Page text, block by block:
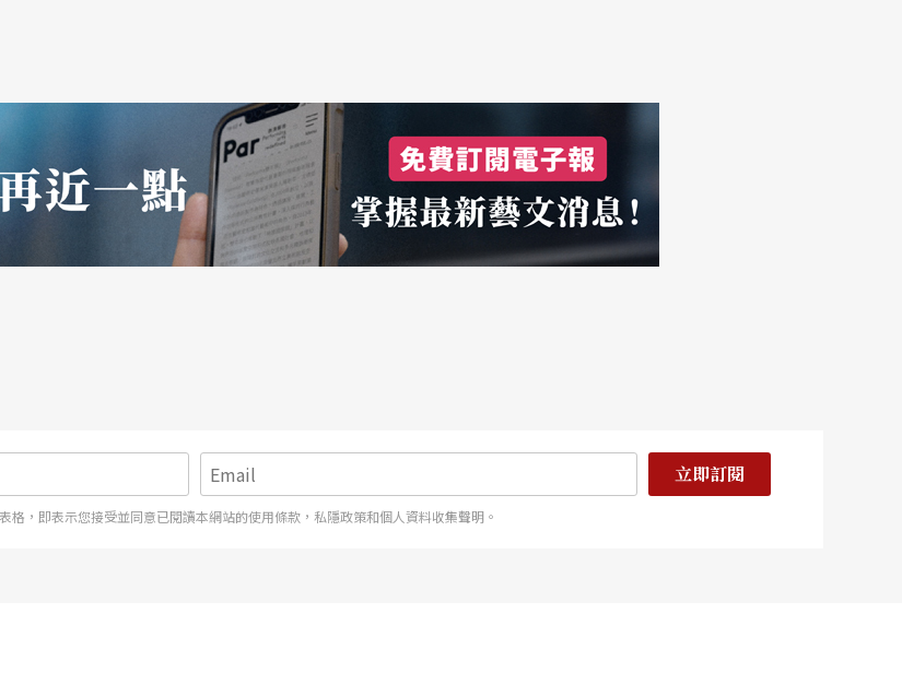
心，讓羞恥心成為角色與自己的重要
那偽裝成驕傲的無羞恥心——一種職業
自省表演和自己的關係，都是因為我
立即訂閱
格，即表示您接受並同意已閱讀本網站的使用條款，私隱政策和個人資料收集聲明。